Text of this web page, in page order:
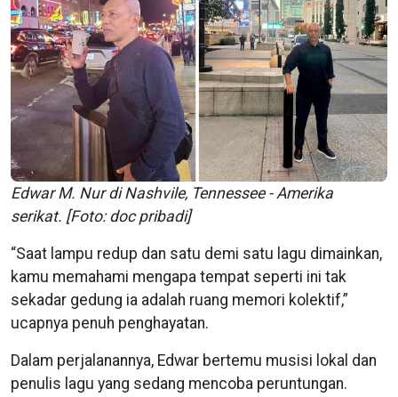
Edwar M. Nur di Nashvile, Tennessee - Amerika
serikat. [Foto: doc pribadi]
“Saat lampu redup dan satu demi satu lagu dimainkan,
kamu memahami mengapa tempat seperti ini tak
sekadar gedung ia adalah ruang memori kolektif,”
ucapnya penuh penghayatan.
Dalam perjalanannya, Edwar bertemu musisi lokal dan
penulis lagu yang sedang mencoba peruntungan.